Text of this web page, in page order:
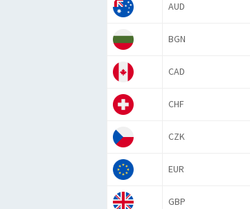
AUD
BGN
CAD
CHF
CZK
EUR
GBP